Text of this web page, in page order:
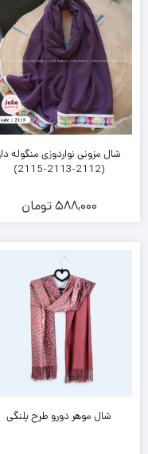
شال مزونی نواردوزی منگوله
(2112-2113-2115)
588,000تومان
شال موهر دورو طرح پلنگی